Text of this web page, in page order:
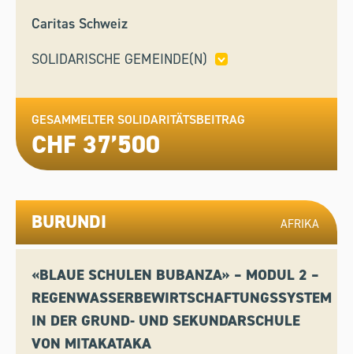
Caritas Schweiz
SOLIDARISCHE GEMEINDE(N)
GESAMMELTER SOLIDARITÄTSBEITRAG
CHF 37’500
BURUNDI AFRIKA
«BLAUE SCHULEN BUBANZA» – MODUL 2 –
REGENWASSERBEWIRTSCHAFTUNGSSYSTEM
IN DER GRUND- UND SEKUNDARSCHULE
VON MITAKATAKA